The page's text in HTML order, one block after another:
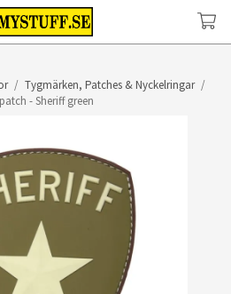
/ Tygmärken, Patches & Nyckelringar /
- Sheriff green